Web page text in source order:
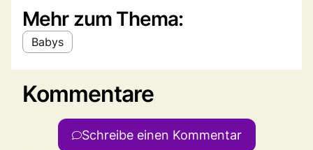
Mehr zum Thema:
Babys
Kommentare
Schreibe einen Kommentar